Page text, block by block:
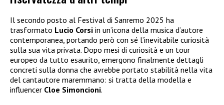
Il secondo posto al Festival di Sanremo 2025 ha
trasformato Lucio Corsi in un’icona della musica d’autore
contemporanea, portando però con sé l’inevitabile curiosità
sulla sua vita privata. Dopo mesi di curiosità e un tour
europeo da tutto esaurito, emergono finalmente dettagli
concreti sulla donna che avrebbe portato stabilità nella vita
del cantautore maremmano: si tratta della modella e
influencer Cloe Simoncioni.